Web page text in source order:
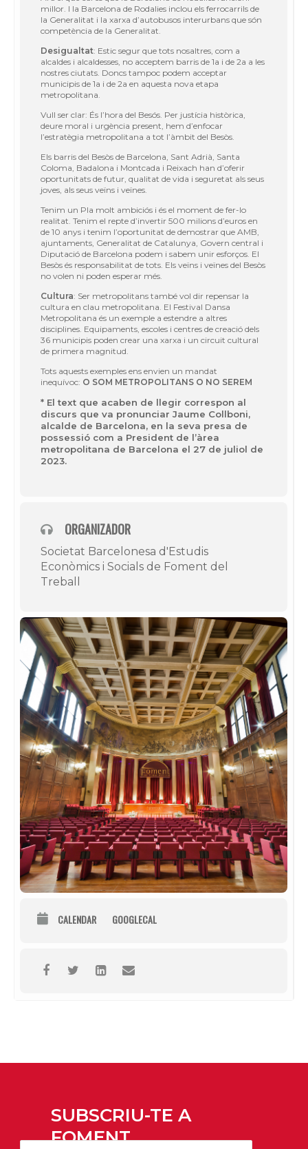
millor. I la Barcelona de Rodalies inclou els ferrocarrils de
la Generalitat i la xarxa d’autobusos interurbans que són
competència de la Generalitat.
Desigualtat: Estic segur que tots nosaltres, com a
alcaldes i alcaldesses, no acceptem barris de 1a i de 2a a les
nostres ciutats. Doncs tampoc podem acceptar
municipis de 1a i de 2a en aquesta nova etapa
metropolitana.
Vull ser clar: És l’hora del Besós. Per justícia històrica,
deure moral i urgència present, hem d’enfocar
l’estratègia metropolitana a tot l’àmbit del Besòs.
Els barris del Besòs de Barcelona, Sant Adrià, Santa
Coloma, Badalona i Montcada i Reixach han d’oferir
oportunitats de futur, qualitat de vida i seguretat als seus
joves, als seus veïns i veïnes.
Tenim un Pla molt ambiciós i és el moment de fer-lo
realitat. Tenim el repte d’invertir 500 milions d’euros en
de 10 anys i tenim l’oportunitat de demostrar que AMB,
ajuntaments, Generalitat de Catalunya, Govern central i
Diputació de Barcelona podem i sabem unir esforços. El
Besòs és responsabilitat de tots. Els veïns i veïnes del Besòs
no volen ni poden esperar més.
Cultura: Ser metropolitans també vol dir repensar la
cultura en clau metropolitana. El Festival Dansa
Metropolitana és un exemple a estendre a altres
disciplines. Equipaments, escoles i centres de creació dels
36 municipis poden crear una xarxa i un circuit cultural
de primera magnitud.
Tots aquests exemples ens envien un mandat
inequívoc: O SOM METROPOLITANS O NO SEREM
* El text que acaben de llegir correspon al
discurs que va pronunciar Jaume Collboni,
alcalde de Barcelona, en la seva presa de
possessió com a President de l’àrea
metropolitana de Barcelona el 27 de juliol de
2023.
ORGANIZADOR
Societat Barcelonesa d'Estudis
Econòmics i Socials de Foment del
Treball
CALENDAR GOOGLECAL
SUBSCRIU-TE A
FOMENT